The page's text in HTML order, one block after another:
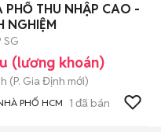
Ở
PHỐ THU NHẬP CAO -
NGHIỆM
SG
(lương khoán)
(P. Gia Định mới)
PHỐ HCM 1 đã bán